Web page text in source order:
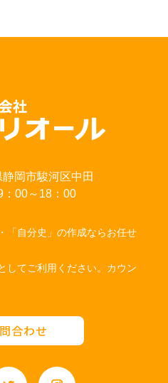
岡市駿河区中田
：00～18：00
「自分史」の作成ならお任せ
してご利用ください。カウン
合わせ